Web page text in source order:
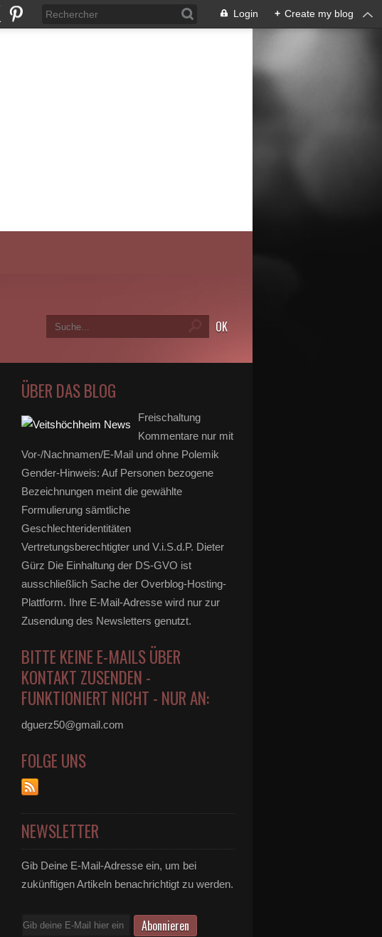
Login + Create my blog
ÜBER DAS BLOG
Freischaltung
Kommentare nur mit
Vor-/Nachnamen/E-Mail und ohne Polemik
Gender-Hinweis: Auf Personen bezogene
Bezeichnungen meint die gewählte
Formulierung sämtliche
Geschlechteridentitäten
Vertretungsberechtigter und V.i.S.d.P. Dieter
Gürz Die Einhaltung der DS-GVO ist
ausschließlich Sache der Overblog-Hosting-
Plattform. Ihre E-Mail-Adresse wird nur zur
Zusendung des Newsletters genutzt.
BITTE KEINE E-MAILS ÜBER
KONTAKT ZUSENDEN -
FUNKTIONIERT NICHT - NUR AN:
dguerz50@gmail.com
FOLGE UNS
NEWSLETTER
Gib Deine E-Mail-Adresse ein, um bei
zukünftigen Artikeln benachrichtigt zu werden.
E-